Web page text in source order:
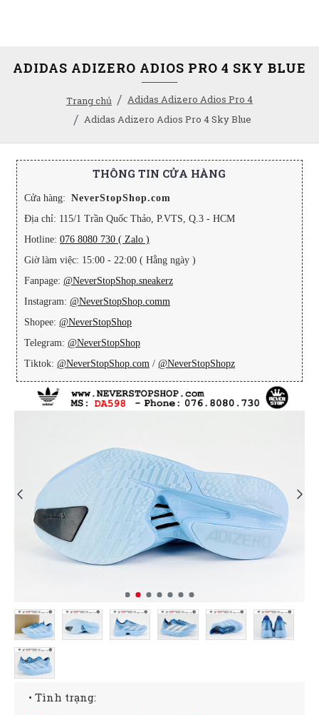
Trang chủ
Adidas Adizero Adios Pro 4
Adidas Adizero Adios Pro 4 Sky Blue
ADIDAS ADIZERO ADIOS PRO 4 SKY BLUE
THÔNG TIN CỬA HÀNG
Cửa hàng: NeverStopShop.com
Địa chỉ: 115/1 Trần Quốc Thảo, P.VTS, Q.3 - HCM
Hotline: 076 8080 730 ( Zalo )
Giờ làm việc: 15:00 - 22:00 ( Hằng ngày )
Fanpage: @NeverStopShop.sneakerz
Instagram: @NeverStopShop.comm
Shopee: @NeverStopShop
Telegram: @NeverStopShop
Tiktok: @NeverStopShop.com / @NeverStopShopz
• Tình trạng: